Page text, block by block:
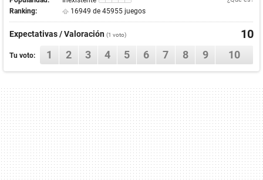
Ranking: 16949 de 45955 juegos
Expectativas / Valoración (1 voto) 10
Tu voto: 1 2 3 4 5 6 7 8 9 10